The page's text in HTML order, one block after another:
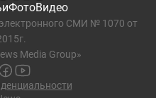
ФотоВидео
СМИ № 1070 от
Media Group»